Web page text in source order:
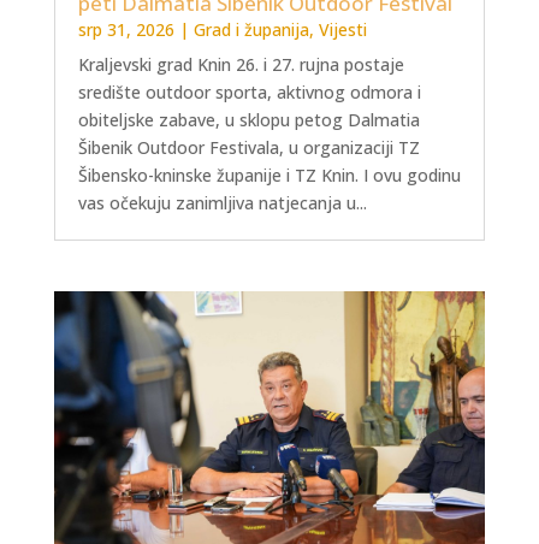
srp 31, 2026 | Grad i županija, Vijesti
Kraljevski grad Knin 26. i 27. rujna postaje
središte outdoor sporta, aktivnog odmora i
obiteljske zabave, u sklopu petog Dalmatia
Šibenik Outdoor Festivala, u organizaciji TZ
Šibensko-kninske županije i TZ Knin. I ovu godinu
vas očekuju zanimljiva natjecanja u...